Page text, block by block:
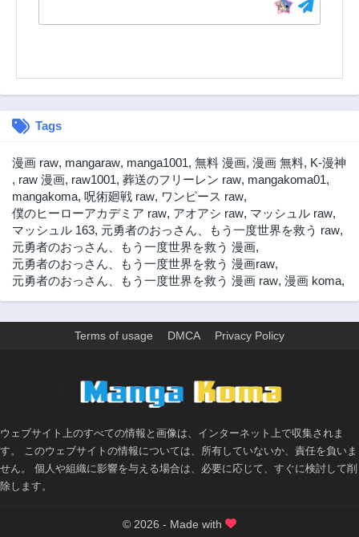
Tags
漫画 raw, mangaraw, manga1001, 無料 漫画, 漫画 無料, K-漫神
, raw 漫画, raw1001, 葬送のフリーレン raw, mangakoma01,
mangakoma, 呪術廻戦 raw, ワンピース raw,
僕のヒーローアカデミア raw, アオアシ raw, マッシュル raw,
マッシュル 163, 元勇者のおっさん、もう一度世界を救う raw,
元勇者のおっさん、もう一度世界を救う 漫画,
元勇者のおっさん、もう一度世界を救う 漫画raw,
元勇者のおっさん、もう一度世界を救う 漫画 raw, 漫画 koma,
Terms of usage DMCA Privacy Policy
ウェブサイト上のすべての情報と画像は、インターネット上で収集されま
す。 このウェブサイトの情報については、所有していないか、責任を負いま
せん。 個人や組織に影響を与える場合は、必要に応じて、すぐに検討して削
除します。
© 2026 - Made with